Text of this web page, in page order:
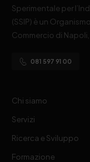
Sperimentale per
(SSIP) è un
Commercio di
081 597 91 00
Chi siamo
Servizi
Ricerca e Sviluppo
Formazione